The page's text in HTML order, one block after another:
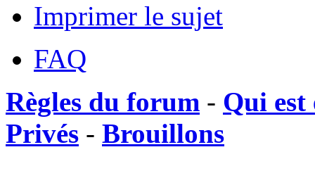
Imprimer le sujet
FAQ
Règles du forum - Qui est
Privés - Brouillons